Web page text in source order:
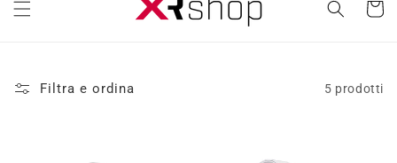
Filtra e ordina 5 prodotti